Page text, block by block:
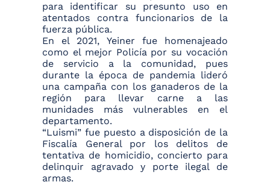
para identificar su presunto uso en
atentados contra funcionarios de la
fuerza pública.
En el 2021, Yeiner fue homenajeado
como el mejor Policía por su vocación
de servicio a la comunidad, pues
durante la época de pandemia lideró
una campaña con los ganaderos de la
región para llevar carne a las
munidades más vulnerables en el
departamento.
“Luismi” fue puesto a disposición de la
Fiscalía General por los delitos de
tentativa de homicidio, concierto para
delinquir agravado y porte ilegal de
armas.